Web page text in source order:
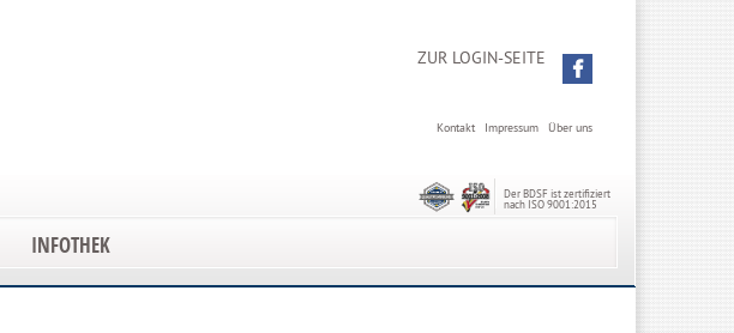
ZUR LOGIN-SEITE
Über uns
Impressum
Kontakt
Der BDSF ist zertifiziert
nach ISO 9001:2015
INFOTHEK